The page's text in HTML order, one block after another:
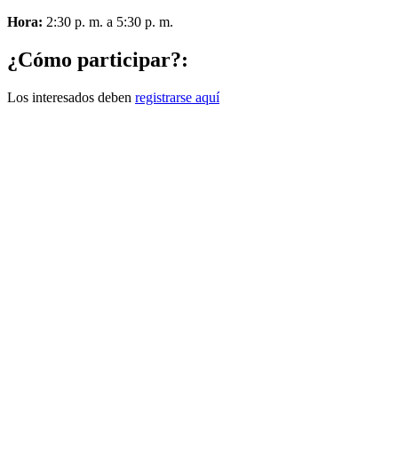
Hora: 2:30 p. m. a 5:30 p. m.
¿Cómo participar?:
Los interesados deben registrarse aquí